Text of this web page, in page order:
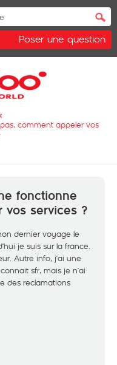
Poser une question
comment appeler vos
fonctionne
services ?
dernier voyage le
je suis sur la france.
Autre info, j’ai une
sfr, mais je n’ai
des reclamations